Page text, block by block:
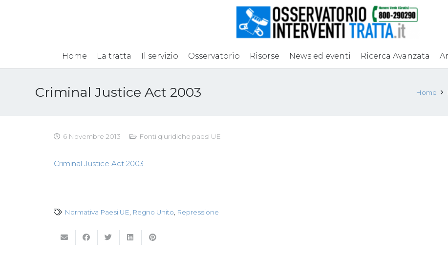
Home La tratta Il servizio Osservatorio Risorse News ed eventi Ricerca Avanzata
Criminal Justice Act 2003 Home
6 Novembre 2013 Fonti giuridiche paesi UE
Criminal Justice Act 2003
Normativa Paesi UE Regno Unito Repressione